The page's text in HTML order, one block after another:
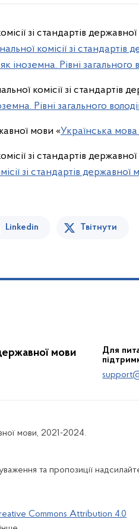
зі стандартів
комісії зі
іноземна. Рівні загального
комісії зі стандартів
Рівні загального
мови «Українська мова
зі стандартів
зі стандартів державної
Linkedin Твітнути
мови
Для
мови, 2021-2024.
та пропозиції
Commons Attribution 4.0